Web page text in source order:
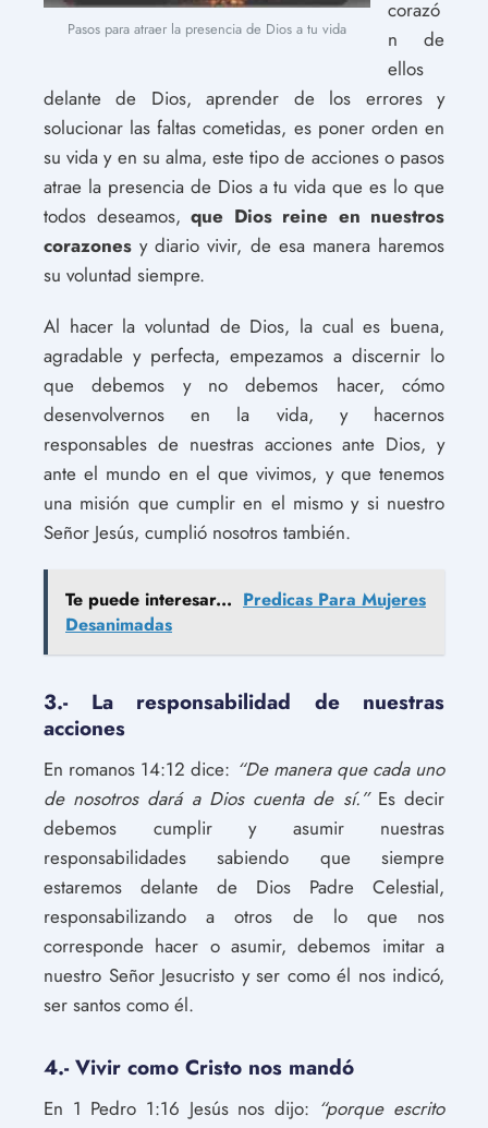
Pasos para atraer la presencia de Dios a tu vida
corazó
n de
ellos
delante de Dios, aprender de los errores y
solucionar las faltas cometidas, es poner orden en
su vida y en su alma, este tipo de acciones o pasos
atrae la presencia de Dios a tu vida que es lo que
todos deseamos, que Dios reine en nuestros
corazones y diario vivir, de esa manera haremos
su voluntad siempre.
Al hacer la voluntad de Dios, la cual es buena,
agradable y perfecta, empezamos a discernir lo
que debemos y no debemos hacer, cómo
desenvolvernos en la vida, y hacernos
responsables de nuestras acciones ante Dios, y
ante el mundo en el que vivimos, y que tenemos
una misión que cumplir en el mismo y si nuestro
Señor Jesús, cumplió nosotros también.
Te puede interesar... Predicas Para Mujeres
Desanimadas
3.- La responsabilidad de nuestras
acciones
En romanos 14:12 dice: “De manera que cada uno
de nosotros dará a Dios cuenta de sí.”Es decir
debemos cumplir y asumir nuestras
responsabilidades sabiendo que siempre
estaremos delante de Dios Padre Celestial,
responsabilizando a otros de lo que nos
corresponde hacer o asumir, debemos imitar a
nuestro Señor Jesucristo y ser como él nos indicó,
ser santos como él.
4.- Vivir como Cristo nos mandó
En 1 Pedro 1:16 Jesús nos dijo: “porque escrito